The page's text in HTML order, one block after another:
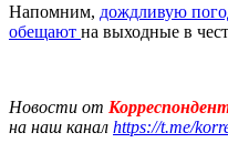
Напомним, дождливую
обещают на выходные в
Новости от
на наш канал https://t.me/